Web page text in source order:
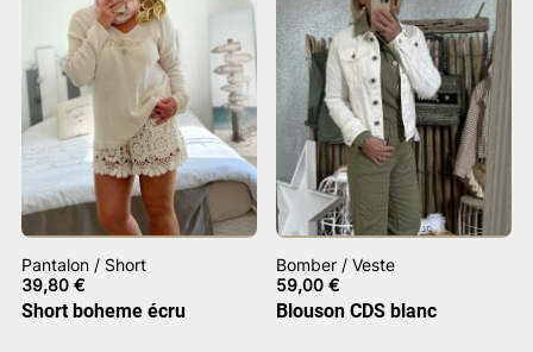
Pantalon / Short
39,80 €
Short boheme écru
Bomber / Veste
59,00€
Blouson CDS blanc